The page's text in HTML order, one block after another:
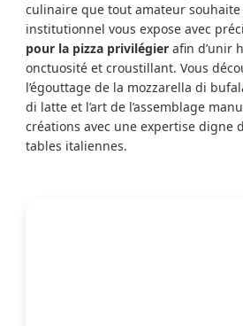
culinaire que tout amateur souhaite
institutionnel vous expose avec
pour la pizza privilégierafin d’unir
onctuosité et croustillant. Vous
l’égouttage de la mozzarella di
di latte et l’art de l’assemblage
créations avec une expertise digne
tables italiennes.